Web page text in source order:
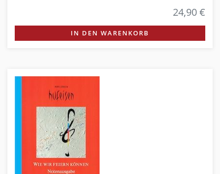
24,90 €
IN DEN WARENKORB